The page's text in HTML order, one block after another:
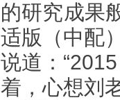
的研究成果
适版（中配
说道：
着，心想刘